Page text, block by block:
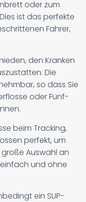
oder zum
ist das perfekte
Fahrer,
den Kranken
Die
so dass Sie
oder Fünf-
beim Tracking,
perfekt, um
große Auswahl an
und ohne
ein SUP-